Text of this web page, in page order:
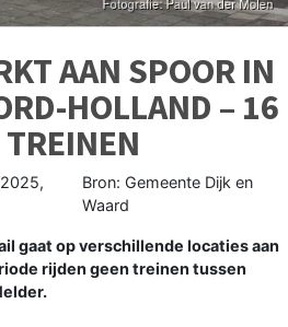
AAN SPOOR IN
HOLLAND – 16
Bron: Gemeente Dijk en
Waard
gaat op verschillende locaties aan
rijden geen treinen tussen